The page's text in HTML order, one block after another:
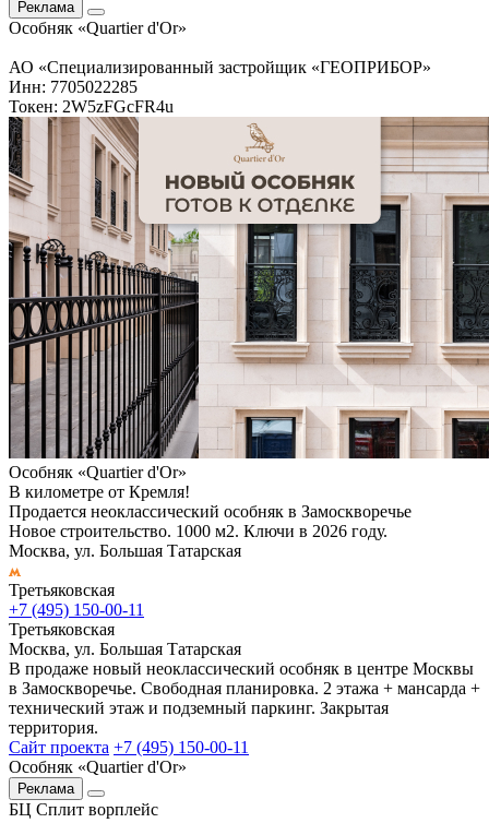
Реклама
Особняк «Quartier d'Or»
АО «Специализированный застройщик «ГЕОПРИБОР»
Инн: 7705022285
Токен: 2W5zFGcFR4u
Особняк «Quartier d'Or»
В километре от Кремля!
Продается неоклассический особняк в Замоскворечье
Новое строительство. 1000 м2. Ключи в 2026 году.
Москва, ул. Большая Татарская
Третьяковская
+7 (495) 150-00-11
Третьяковская
Москва, ул. Большая Татарская
В продаже новый неоклассический особняк в центре Москвы
в Замоскворечье. Свободная планировка. 2 этажа + мансарда +
технический этаж и подземный паркинг. Закрытая
территория.
Сайт проекта +7 (495) 150-00-11
Особняк «Quartier d'Or»
Реклама
БЦ Сплит ворплейс